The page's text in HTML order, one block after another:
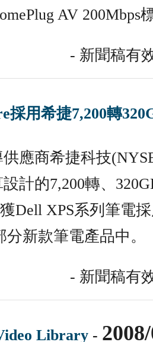
AV 200Mbps
- 新聞稿有
採用希捷7,200轉
應商希捷科技
計的7,200轉、
Dell XPS系列筆電
新款筆電產品中。
- 新聞稿有
Library -